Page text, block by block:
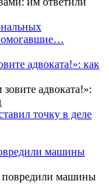
адвоката!»: как
точку в деле
машины